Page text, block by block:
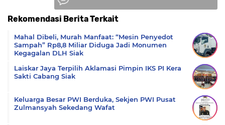
Rekomendasi Berita Terkait
Mahal Dibeli, Murah Manfaat: “Mesin Penyedot
Sampah” Rp8,8 Miliar Diduga Jadi Monumen
Kegagalan DLH Siak
Laiskar Jaya Terpilih Aklamasi Pimpin IKS PI Kera
Sakti Cabang Siak
Keluarga Besar PWI Berduka, Sekjen PWI Pusat
Zulmansyah Sekedang Wafat